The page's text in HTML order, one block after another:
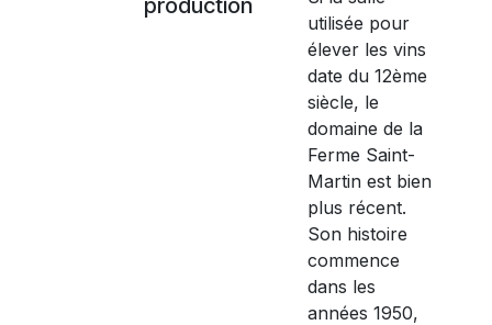
utilisée pour
élever les vins
date du 12ème
siècle, le
domaine de la
Ferme Saint-
Martin est bien
plus récent.
Son histoire
commence
dans les
années 1950,